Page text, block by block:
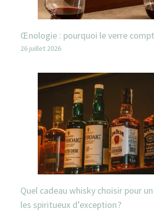
Œnologie : pourquoi le verre
26 juillet 2026
Quel cadeau whisky choisir pour
les spiritueux d’exception ?